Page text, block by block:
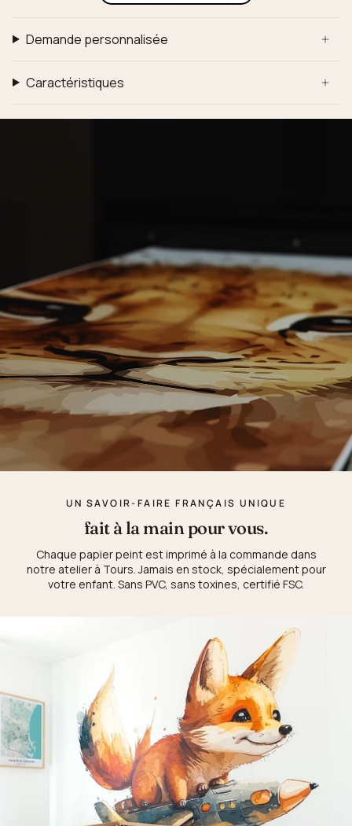
Demande personnalisée
Caractéristiques
UN SAVOIR-FAIRE FRANÇAIS UNIQUE
fait à la main pour vous.
Chaque papier peint est imprimé à la commande dans
notre atelier à Tours. Jamais en stock, spécialement pour
votre enfant. Sans PVC, sans toxines, certifié FSC.